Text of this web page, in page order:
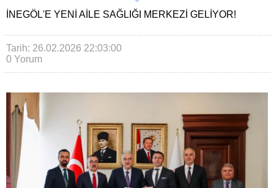
İNEGÖL'E YENI AILE SAĞLIĞI MERKEZI GELIYOR!
Tarih: 26.02.2026 22:03:00
0 Yorum